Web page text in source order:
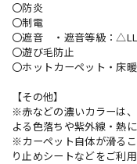
〇防炎
〇制電
〇遮音 ・遮音等級：
〇遊び毛防止
〇ホットカーペット・床
【その他】
※赤などの濃いカラーは
よる色落ちや紫外線・熱
※カーペット自体が滑る
り止めシートなどをご利用